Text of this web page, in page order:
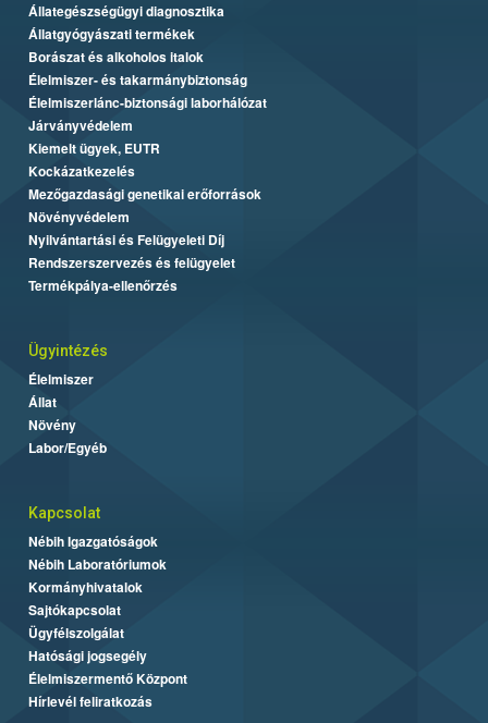
Állategészségügyi diagnosztika
Állatgyógyászati termékek
Borászat és alkoholos italok
Élelmiszer- és takarmánybiztonság
Élelmiszerlánc-biztonsági laborhálózat
Járványvédelem
Kiemelt ügyek, EUTR
Kockázatkezelés
Mezőgazdasági genetikai erőforrások
Növényvédelem
Nyilvántartási és Felügyeleti Díj
Rendszerszervezés és felügyelet
Termékpálya-ellenőrzés
Ügyintézés
Élelmiszer
Állat
Növény
Labor/Egyéb
Kapcsolat
Nébih Igazgatóságok
Nébih Laboratóriumok
Kormányhivatalok
Sajtókapcsolat
Ügyfélszolgálat
Hatósági jogsegély
Élelmiszermentő Központ
Hírlevél feliratkozás